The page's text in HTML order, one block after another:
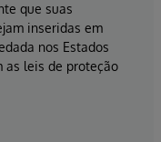
que suas
inseridas em
nos Estados
as leis de proteção